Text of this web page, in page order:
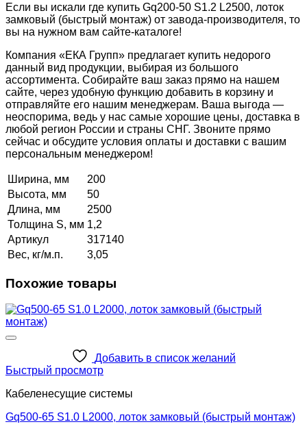
Если вы искали где купить Gq200-50 S1.2 L2500, лоток
замковый (быстрый монтаж) от завода-производителя, то
вы на нужном вам сайте-каталоге!
Компания «ЕКА Групп» предлагает купить недорого
данный вид продукции, выбирая из большого
ассортимента. Собирайте ваш заказ прямо на нашем
сайте, через удобную функцию добавить в корзину и
отправляйте его нашим менеджерам. Ваша выгода —
неоспорима, ведь у нас самые хорошие цены, доставка в
любой регион России и страны СНГ. Звоните прямо
сейчас и обсудите условия оплаты и доставки с вашим
персональным менеджером!
Ширина, мм
200
Высота, мм
50
Длина, мм
2500
Толщина S, мм 1,2
Артикул
317140
Вес, кг/м.п.
3,05
Похожие товары
Добавить в список желаний
Быстрый просмотр
Кабеленесущие системы
Gq500-65 S1.0 L2000, лоток замковый (быстрый монтаж)